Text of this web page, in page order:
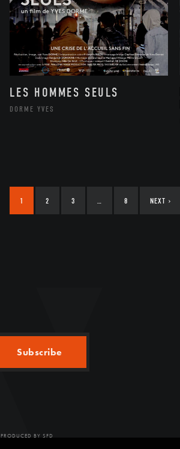
LES HOMMES SEULS
DORME YVES
1 2 3 8 NEXT ›
Subscribe
PRODUCED BY SFD